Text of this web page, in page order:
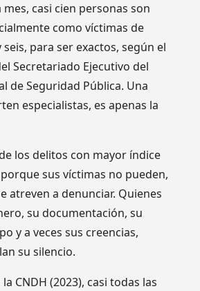
mes, casi cien personas son
como víctimas de
para ser exactos, según el
Secretariado Ejecutivo del
de Seguridad Pública. Una
especialistas, es apenas la
los delitos con mayor índice
sus víctimas no pueden,
atreven a denunciar. Quienes
su documentación, su
y a veces sus creencias,
su silencio.
CNDH (2023), casi todas las